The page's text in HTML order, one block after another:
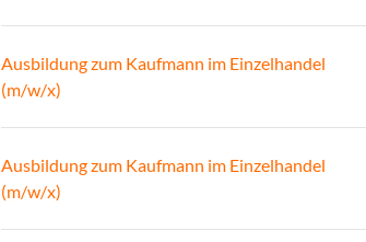
Ausbildung zum Kaufmann im Einzelhandel
(m/w/x)
Ausbildung zum Kaufmann im Einzelhandel
(m/w/x)